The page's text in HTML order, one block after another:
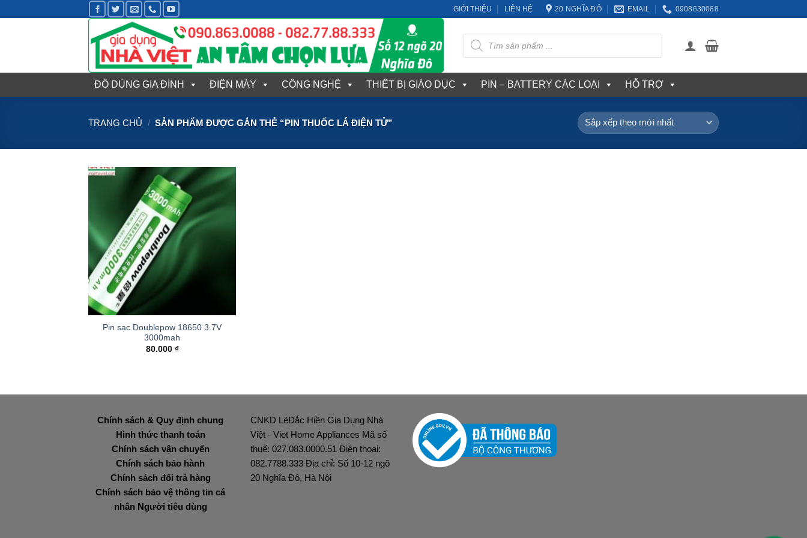
qua
GIỚI THIỆU LIÊN HỆ 20 NGHĨA ĐÔ EMAIL 0908630088
Tìm
kiếm
sản
phẩm
ĐỒ DÙNG GIA ĐÌNH ĐIỆN MÁY CÔNG NGHỆ THIẾT BỊ GIÁO DỤC PIN – BATTERY CÁC LOẠI HỖ TRỢ
TRANG CHỦ / SẢN PHẨM ĐƯỢC GẮN THẺ “PIN THUỐC LÁ ĐIỆN TỬ”
+
Pin sạc Doublepow 18650 3.7V
3000mah
80.000 ₫
Chính sách & Quy định chung
Hình thức thanh toán
Chính sách vận chuyển
Chính sách bảo hành
Chính sách đổi trả hàng
Chính sách bảo vệ thông tin cá
nhân Người tiêu dùng
CNKD LêĐắc Hiền Gia Dụng Nhà
Việt - Viet Home Appliances Mã số
thuế: 027.083.0000.51 Điện thoại:
082.7788.333 Địa chỉ: Số 10-12 ngõ
20 Nghĩa Đô, Hà Nội